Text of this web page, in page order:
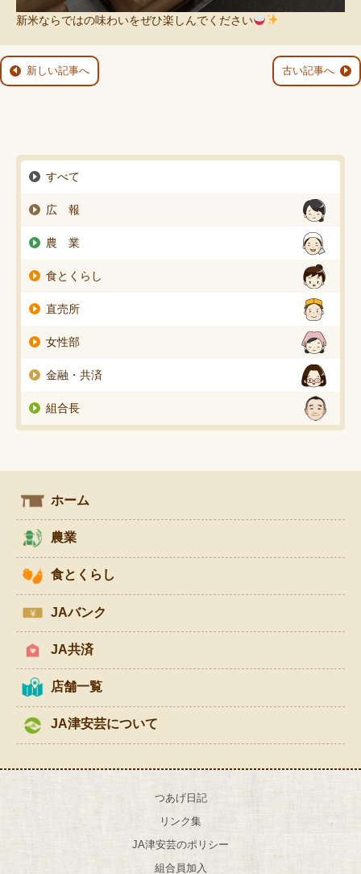
新米ならではの味わいをぜひ楽しんでください
新しい記事へ 古い記事へ
すべて
広 報
農 業
食とくらし
直売所
女性部
金融・共済
組合長
ホーム
農業
食とくらし
JAバンク
JA共済
店舗一覧
JA津安芸について
つあげ日記
リンク集
JA津安芸のポリシー
組合員加入